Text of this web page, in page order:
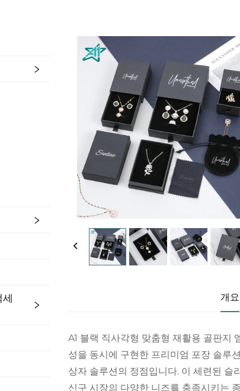
개요
A1 블랙 직사각형 맞춤형 재활용 골판지
성을 동시에 구현한 프리미엄 포장 솔루
상자 솔루션의 정점입니다. 이 세련된 슬
신구 시장의 다양한 니즈를 충족시키는